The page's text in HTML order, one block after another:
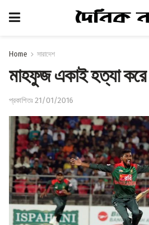
Home সারাদেশ
মাহফুজ একাই হত্যা
প্রকাশিতঃ 21/01/2016